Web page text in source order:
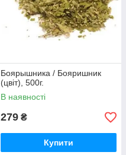
Боярышника / Бояришник
(цвіт), 500г.
В наявності
279 ₴
Купити